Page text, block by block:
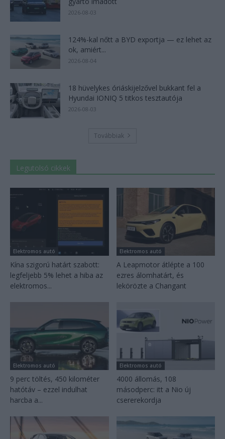
2026-08-03
124%-kal nőtt a BYD exportja — ez lehet az
ok, amiért...
2026-08-04
18 hüvelykes óriáskijelzővel bukkant fel a
Hyundai IONIQ 5 titkos tesztautója
2026-08-03
Továbbiak
Legutolsó cikkek
Elektromos autó
Kína szigorú határt szabott:
legfeljebb 5% lehet a hiba az
elektromos...
Elektromos autó
A Leapmotor átlépte a 100
ezres álomhatárt, és
lekörözte a Changant
Elektromos autó
9 perc töltés, 450 kilométer
hatótáv – ezzel indulhat
harcba a...
Elektromos autó
4000 állomás, 108
másodperc: itt a Nio új
csererekordja